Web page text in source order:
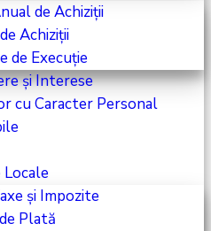
de Achiziții
Achiziții
de Execuție
și Interese
cu Caracter Personal
Locale
și Impozite
Plată